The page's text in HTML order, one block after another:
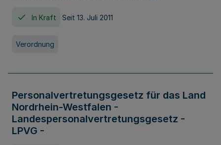
In Kraft Seit 13. Juli 2011
Verordnung
Personalvertretungsgesetz für das Land
Nordrhein-Westfalen -
Landespersonalvertretungsgesetz -
LPVG -